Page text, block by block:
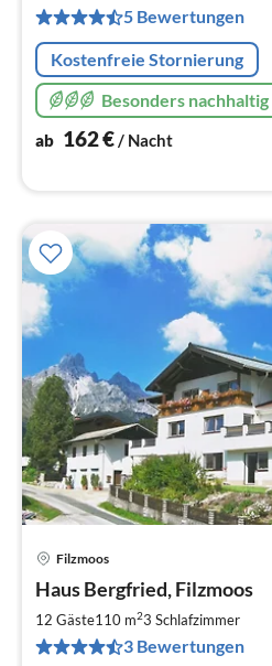
5 Bewertungen
Kostenfreie Stornierung
Besonders nachhaltig
ab 162€/ Nacht
Filzmoos
Haus Bergfried, Filzmoos
12 Gäste110 m23 Schlafzimmer
3 Bewertungen